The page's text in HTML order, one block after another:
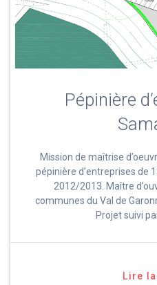
Pépinière
Mission de maîtrise
pépinière d’entreprises de
2012/2013. Maître
communes du Val de
Projet suivi
Lire